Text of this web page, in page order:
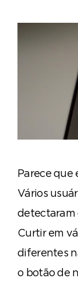
Parece que
Vários
detectaram
Curtir em
diferentes
o botão de